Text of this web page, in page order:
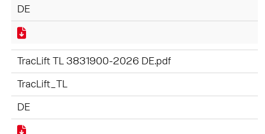
DE
TracLift TL 3831900-2026 DE.pdf
TracLift_TL
DE